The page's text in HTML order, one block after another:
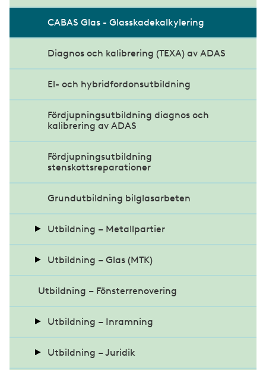
Bas-P
Bas-U
Digital härdplastutbildning
Glasbranschens asbestutbildning
Safe Construction Training
CABAS Glas - Glasskadekalkylering
Diagnos och kalibrering (TEXA) av ADAS
El- och hybridfordonsutbildning
Fördjupningsutbildning diagnos och
kalibrering av ADAS
Fördjupningsutbildning
stenskottsreparationer
Grundutbildning bilglasarbeten
Utbildning – Metallpartier
Grundutbildning metallmontage
Teoretisk dörrmästarutbildning
Praktisk dörrmästarutbildning
Utbildning – Glas (MTK)
MTK Montage och brand
MTK Anvisningar
MTK 3
Utbildning – Fönsterrenovering
Utbildning – Inramning
Inramningsteknik Papperskonst
Utbildning – Juridik